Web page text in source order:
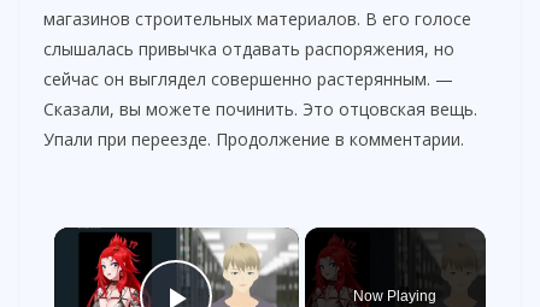
магазинов строительных материалов. В его голосе
слышалась привычка отдавать распоряжения, но
сейчас он выглядел совершенно растерянным. —
Сказали, вы можете починить. Это отцовская вещь.
Упали при переезде. Продолжение в комментарии.
×
Now Playing